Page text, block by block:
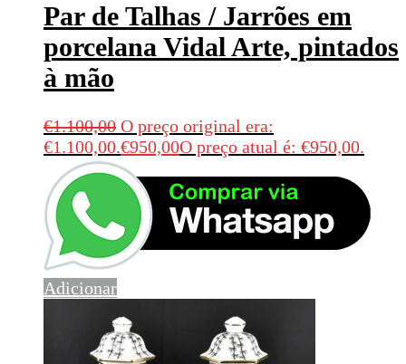
Par de Talhas / Jarrões em
porcelana Vidal Arte, pintados
à mão
€1.100,00 O preço original era:
€1.100,00.€950,00O preço atual é: €950,00.
Adicionar